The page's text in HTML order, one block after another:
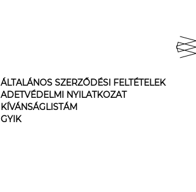
ÁLTALÁNOS SZERZŐDÉSI FELTÉTELEK
ADETVÉDELMI NYILATKOZAT
KÍVÁNSÁGLISTÁM
GYIK